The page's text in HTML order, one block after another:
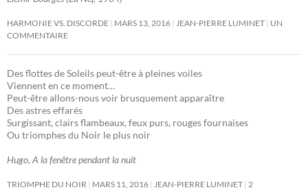
HARMONIE VS. DISCORDE MARS 13, 2016 JEAN-PIERRE LUMINET UN
COMMENTAIRE
Des flottes de Soleils peut-être à pleines voiles
Viennent en ce moment…
Peut-être allons-nous voir brusquement apparaître
Des astres effarés
Surgissant, clairs flambeaux, feux purs, rouges fournaises
Ou triomphes du Noir le plus noir
Hugo, A la fenêtre pendant la nuit
TRIOMPHE DU NOIR MARS 11, 2016 JEAN-PIERRE LUMINET 2